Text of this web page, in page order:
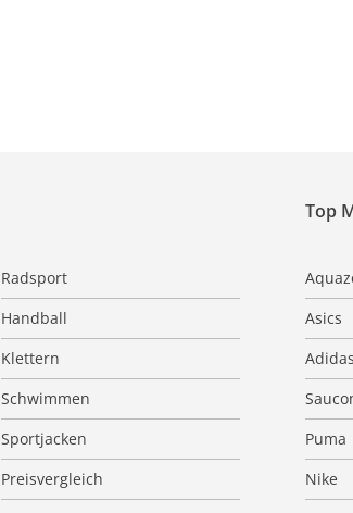
Radsport
Handball
Klettern
Schwimmen
Sportjacken
Preisvergleich
Top
Asics
Adidas
Puma
Nike